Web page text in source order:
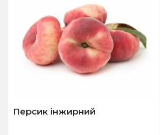
Персик інжирний